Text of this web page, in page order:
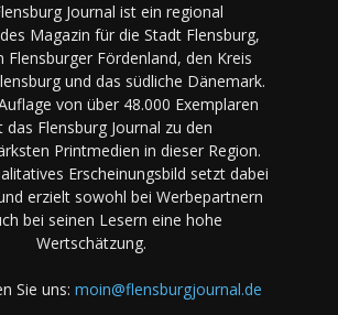
Journal ist ein regional
Magazin für die Stadt Flensburg,
Flensburger Fördenland, den Kreis
und das südliche Dänemark.
von über 48.000 Exemplaren
das Flensburg Journal zu den
Printmedien in dieser Region.
Erscheinungsbild setzt dabei
erzielt sowohl bei Werbepartnern
bei seinen Lesern eine hohe
Wertschätzung.
Sie uns: moin@flensburgjournal.de